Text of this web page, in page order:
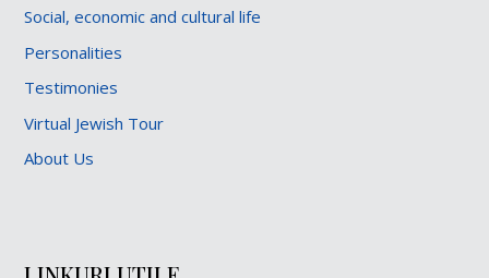
Social, economic and cultural life
Personalities
Testimonies
Virtual Jewish Tour
About Us